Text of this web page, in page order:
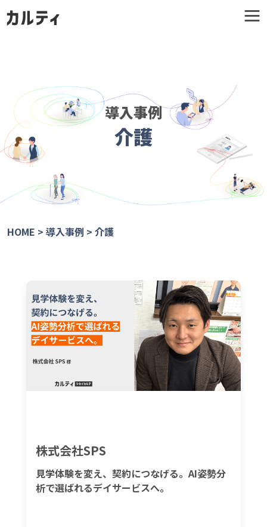
導入事例
介護
HOME > 導入事例 > 介護
株式会社SPS
見学体験を変え、契約につなげる。AI姿勢分
析で選ばれるデイサービスへ。